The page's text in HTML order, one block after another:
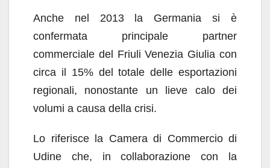
e
b
o
o
k
s
A
p
p
e
dI
n
di
vi
di
Anche nel 2013 la Germania si è
confermata principale partner
commerciale del Friuli Venezia Giulia con
circa il 15% del totale delle esportazioni
regionali, nonostante un lieve calo dei
volumi a causa della crisi.
Lo riferisce la Camera di Commercio di
Udine che, in collaborazione con la